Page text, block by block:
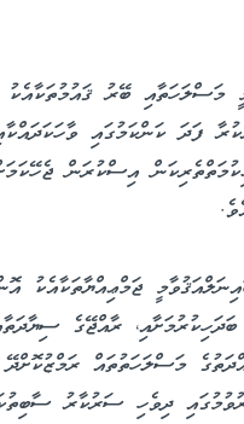
މަސްލަހަތާއި ބޭރު
ފަދަ ކަންކަމުގައި
އިސްކުރަން
ޖަމްޢިއްޔާތަކާއެކު
ރާއްޖޭގެ
މަސްލަހަތުތައް
ދިވެހި ސަރުކާރު